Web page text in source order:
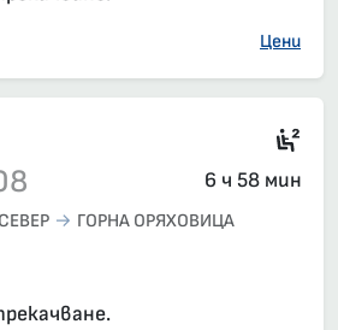
Цени
вече е заминал
6 ч 58 мин
ГОРНА ОРЯХОВИЦА